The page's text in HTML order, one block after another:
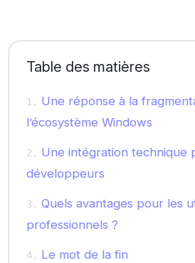
Table des matières
Une réponse à la
l’écosystème Windows
Une intégration technique
développeurs
Quels avantages pour les
professionnels ?
Le mot de la fin